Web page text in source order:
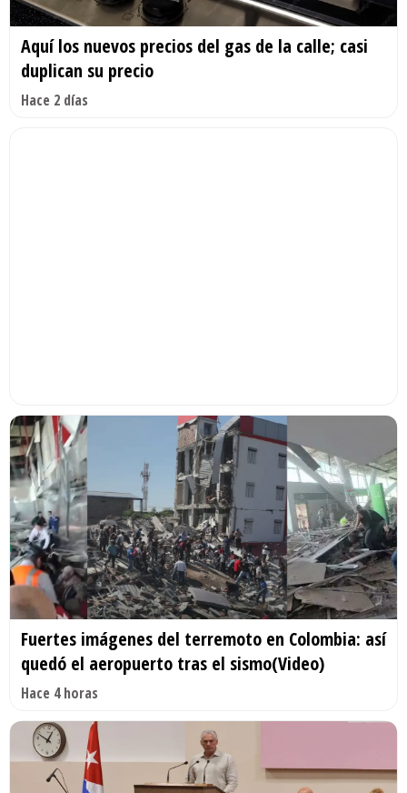
Aquí los nuevos precios del gas de la calle; casi
duplican su precio
Hace 2 días
Fuertes imágenes del terremoto en Colombia: así
quedó el aeropuerto tras el sismo(Video)
Hace 4 horas